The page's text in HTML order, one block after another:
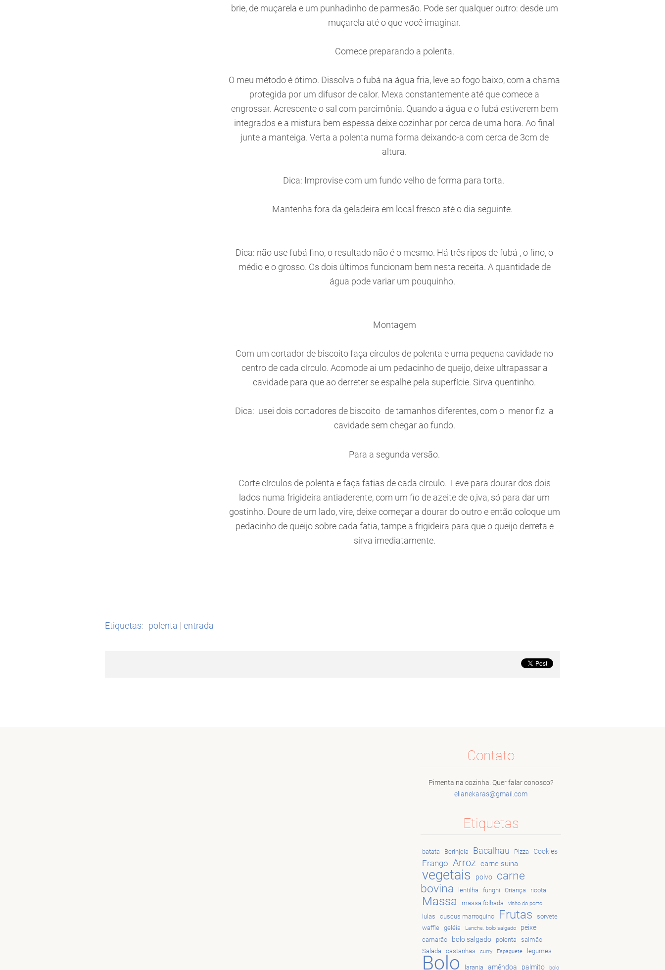
brie, de muçarela e um punhadinho de parmesão. Pode ser qualquer outro: desde um
muçarela até o que você imaginar.
Comece preparando a polenta.
O meu método é ótimo. Dissolva o fubá na água fria, leve ao fogo baixo, com a chama
protegida por um difusor de calor. Mexa constantemente até que comece a
engrossar. Acrescente o sal com parcimônia. Quando a água e o fubá estiverem bem
integrados e a mistura bem espessa deixe cozinhar por cerca de uma hora. Ao final
junte a manteiga. Verta a polenta numa forma deixando-a com cerca de 3cm de
altura.
Dica: Improvise com um fundo velho de forma para torta.
Mantenha fora da geladeira em local fresco até o dia seguinte.
Dica: não use fubá fino, o resultado não é o mesmo. Há três ripos de fubá , o fino, o
médio e o grosso. Os dois últimos funcionam bem nesta receita. A quantidade de
água pode variar um pouquinho.
Montagem
Com um cortador de biscoito faça círculos de polenta e uma pequena cavidade no
centro de cada círculo. Acomode ai um pedacinho de queijo, deixe ultrapassar a
cavidade para que ao derreter se espalhe pela superfície. Sirva quentinho.
Dica: usei dois cortadores de biscoito de tamanhos diferentes, com o menor fiz a
cavidade sem chegar ao fundo.
Para a segunda versão.
Corte círculos de polenta e faça fatias de cada círculo. Leve para dourar dos dois
lados numa frigideira antiaderente, com um fio de azeite de o,iva, só para dar um
gostinho. Doure de um lado, vire, deixe começar a dourar do outro e então coloque um
pedacinho de queijo sobre cada fatia, tampe a frigideira para que o queijo derreta e
sirva imediatamente.
Etiquetas: polenta entrada
Contato
Pimenta na cozinha. Quer falar conosco?
elianekaras@gmai l.com
Etiquetas
batata Berinjela Bacalhau Pizza Cookies
Frango Arroz carne suina
vegetais polvo
carne
bovina
lentilha funghi Criança ricota
Massa massa folhada vinho do porto
lulas cuscus marroquino Frutas
sorvete
waffle geléia Lanche. bolo salgado peixe
camarão bolo salgado polenta
salmão
Salada
castanhas curry Espaguete legumes
Bolo laranja amêndoa palmito bolo